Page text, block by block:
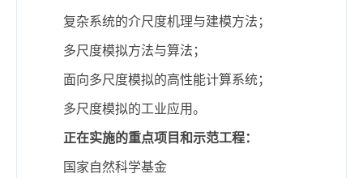
复杂系统的介尺度机理与建模方法；
多尺度模拟方法与算法；
面向多尺度模拟的高性能计算系统；
多尺度模拟的工业应用。
正在实施的重点项目和示范工程：
国家自然科学基金